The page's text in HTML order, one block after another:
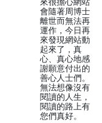
會隨著周博士
離世而無法再
運作，今日再
來發現網站動
起來了，真
心、真心地感
謝願意付出的
善心人士們。
無法想像沒有
閱讀的人生，
閱讀的路上有
您們真好。